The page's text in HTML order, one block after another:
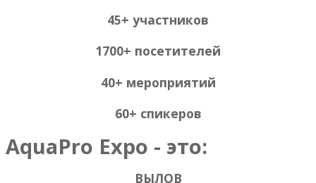
45+ участников
1700+ посетителей
40+ мероприятий
60+ спикеров
AquaPro Expo - это:
ВЫЛОВ